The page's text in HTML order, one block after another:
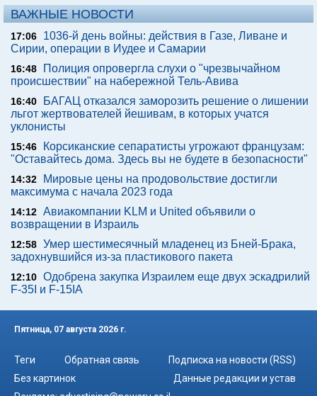
ВАЖНЫЕ НОВОСТИ
17:06
1036-й день войны: действия в Газе, Ливане и
Сирии, операции в Иудее и Самарии
16:48
Полиция опровергла слухи о "чрезвычайном
происшествии" на набережной Тель-Авива
16:40
БАГАЦ отказался заморозить решение о лишении
льгот жертвователей йешивам, в которых учатся
уклонисты
15:46
Корсиканские сепаратисты угрожают французам:
"Оставайтесь дома. Здесь вы не будете в безопасности"
14:32
Мировые цены на продовольствие достигли
максимума с начала 2023 года
14:12 Авиакомпании KLM и United объявили о
возвращении в Израиль
12:58 Умер шестимесячный младенец из Бней-Брака,
задохнувшийся из-за пластикового пакета
12:10 Одобрена закупка Израилем еще двух эскадрилий
F-35I и F-15IA
Пятница, 07 августа 2026 г.
Теги Обратная связь
Подписка на новости (RSS)
Без картинок
Данные редакции и устав